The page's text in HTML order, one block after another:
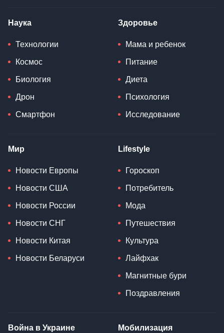
Наука
Технологии
Космос
Биология
Дрон
Смартфон
Здоровье
Мама и ребенок
Питание
Диета
Психология
Исследование
Мир
Новости Европы
Новости США
Новости России
Новости СНГ
Новости Китая
Новости Беларуси
Lifestyle
Гороскоп
Потребитель
Мода
Путешествия
Культура
Лайфхак
Магнитные бури
Поздравления
Война в Украине Мобилизация